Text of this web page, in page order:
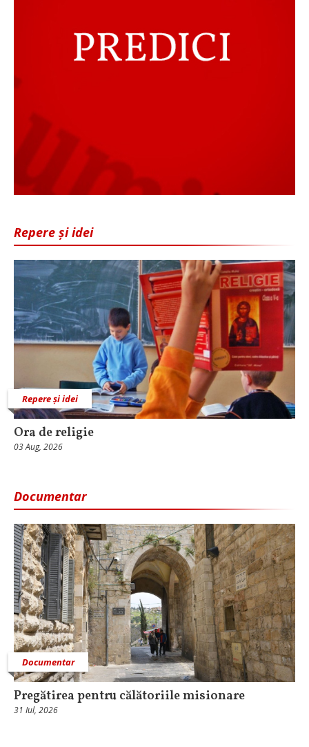
Repere și idei
Repere și idei
Ora de religie
03 Aug, 2026
Documentar
Documentar
Pregătirea pentru călătoriile misionare
31 Iul, 2026